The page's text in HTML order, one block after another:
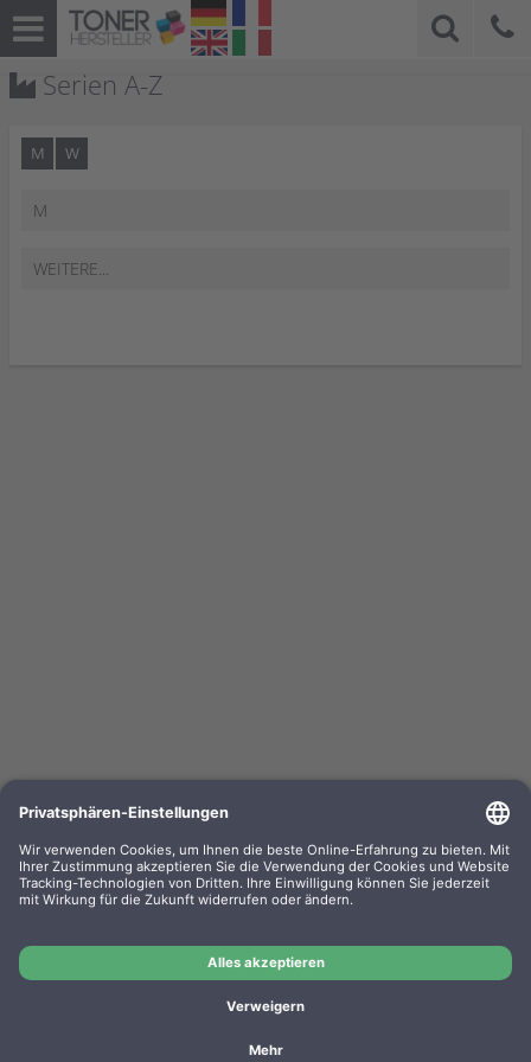
Serien A-Z
M W
M
WEITERE...